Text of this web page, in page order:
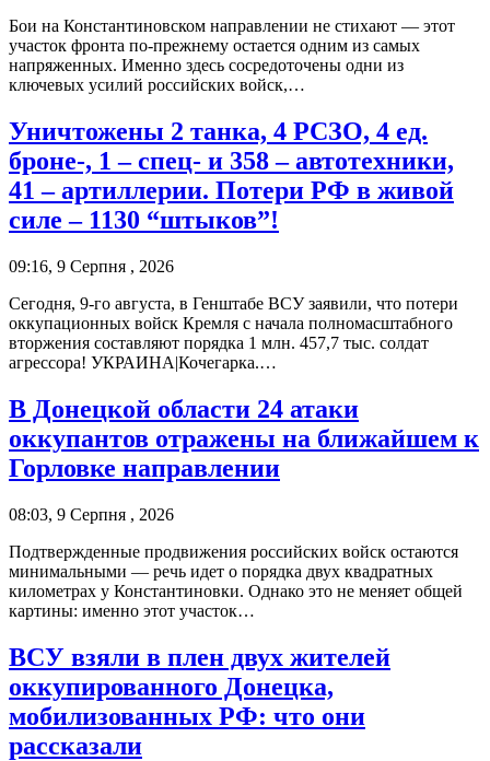
Бои на Константиновском направлении не стихают — этот
участок фронта по-прежнему остается одним из самых
напряженных. Именно здесь сосредоточены одни из
ключевых усилий российских войск,…
Уничтожены 2 танка, 4 РСЗО, 4 ед.
броне-, 1 – спец- и 358 – автотехники,
41 – артиллерии. Потери РФ в живой
силе – 1130 “штыков”!
09:16, 9 Серпня , 2026
Сегодня, 9-го августа, в Генштабе ВСУ заявили, что потери
оккупационных войск Кремля с начала полномасштабного
вторжения составляют порядка 1 млн. 457,7 тыс. солдат
агрессора! УКРАИНА|Кочегарка.…
В Донецкой области 24 атаки
оккупантов отражены на ближайшем к
Горловке направлении
08:03, 9 Серпня , 2026
Подтвержденные продвижения российских войск остаются
минимальными — речь идет о порядка двух квадратных
километрах у Константиновки. Однако это не меняет общей
картины: именно этот участок…
ВСУ взяли в плен двух жителей
оккупированного Донецка,
мобилизованных РФ: что они
рассказали